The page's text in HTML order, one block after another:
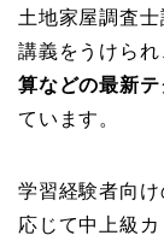
土地家屋調査
講義をうけら
算などの最新
ています。
学習経験者向
応じて中上級